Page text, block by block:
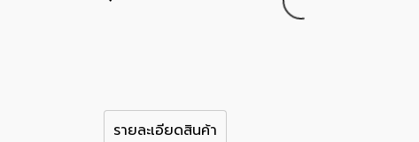
รายละเอียดสินค้า